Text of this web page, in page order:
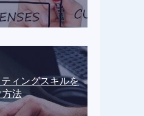
ィングスキルを
方法